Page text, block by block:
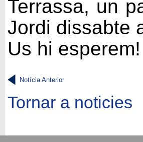
Terrassa, un
Jordi dissabte
Us hi esperem!
Notícia Anterior
Tornar a noticies